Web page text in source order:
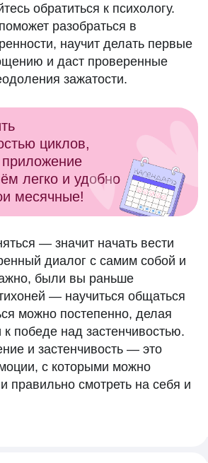
обратиться к психологу.
разобраться в
научит делать первые
и даст проверенные
зажатости.
— значит начать вести
диалог с самим собой и
были вы раньше
— научиться общаться
можно постепенно, делая
победе над застенчивостью.
и застенчивость — это
с которыми можно
правильно смотреть на себя и